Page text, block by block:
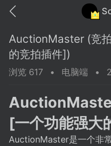
中文社区
AuctionMaster (竞
的竞拍插件])
浏览 617 • 电脑端 •
[一个功能强大
AuctionMaster是一个非